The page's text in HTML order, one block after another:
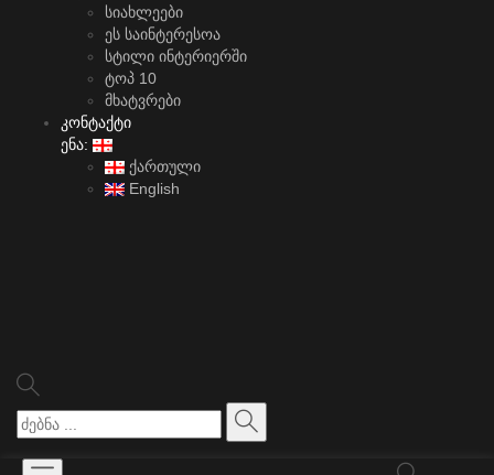
სიახლეები
ეს საინტერესოა
სტილი ინტერიერში
ტოპ 10
მხატვრები
კონტაქტი
ენა:
ქართული
English